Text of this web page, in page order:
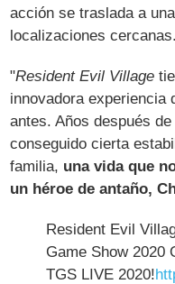
acción se traslada a
localizaciones cercanas.
"Resident Evil Village
innovadora experiencia
antes. Años después
conseguido cierta
familia, una vida que
un héroe de antaño,
Resident Evil
Game Show 2020
TGS LIVE 2020!